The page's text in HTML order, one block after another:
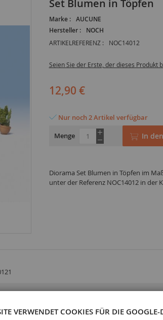
Set Blumen in Töpfen
Marke :
AUCUNE
Hersteller :
NOCH
ARTIKELREFERENZ : NOC14012
Seien Sie der Erste, der dieses Produkt
12,90 €
Nur noch 2 Artikel verfügbar
Menge
In
Diorama Set Blumen in Töpfen im
unter der Referenz NOC14012 in der
VERWENDET COOKIES FÜR DIE GOOGLE-